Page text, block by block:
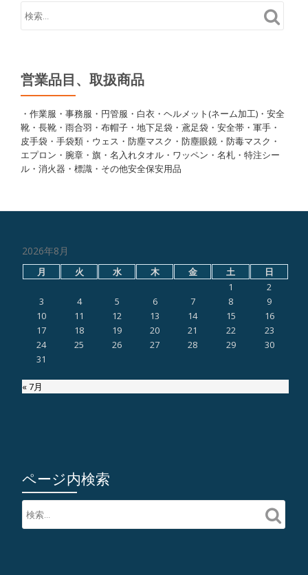
営業品目、取扱商品
・作業服・事務服・円管服・白衣・ヘルメット(ネーム加工)・安全
靴・長靴・雨合羽・布帽子・地下足袋・鳶足袋・安全帯・軍手・
皮手袋・手袋類・ウェス・防塵マスク・防塵眼鏡・防毒マスク・
エプロン・腕章・旗・名入れタオル・ワッペン・名札・特注シー
ル・消火器・標識・その他安全保安用品
2026年8月
月 火 水 木 金 土
日
1
2
3
4 5 6 7 8
9
10
11 12 13 14 15
16
17
18 19 20 21 22
23
24
25 26 27 28 29
30
31
« 7月
ページ内検索